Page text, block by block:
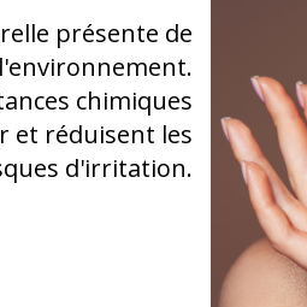
présente de
chimiques
et réduisent les
d'irritation.